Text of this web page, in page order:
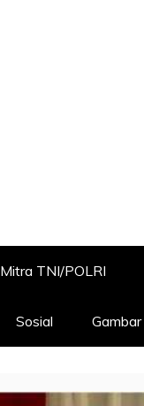
Mitra TNI/POLRI
Sosial Gambar